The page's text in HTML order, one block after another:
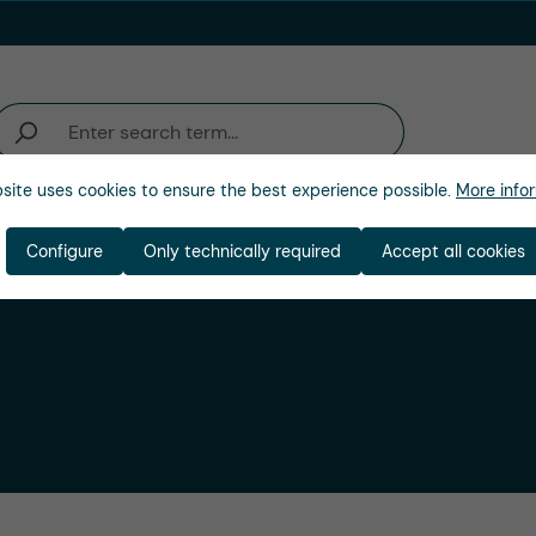
uses cookies to ensure the best experience possible. More
Only technically required
Configure Accept all cookies